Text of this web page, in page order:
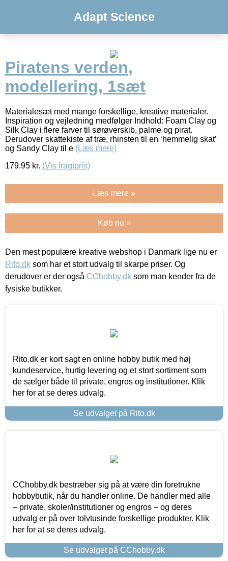
Adapt Science
Piratens verden,
modellering, 1sæt
Materialesæt med mange forskellige, kreative materialer.
Inspiration og vejledning medfølger Indhold: Foam Clay og
Silk Clay i flere farver til sørøverskib, palme og pirat.
Derudover skattekiste af træ, rhinsten til en ‘hemmelig skat’
og Sandy Clay til e (Læs mere)
179.95 kr. (Vis fragtpris)
Læs mere »
Køb nu »
Den mest populære kreative webshop i Danmark lige nu er
Rito.dk som har et stort udvalg til skarpe priser. Og
derudover er der også CChobby.dk som man kender fra de
fysiske butikker.
Rito.dk er kort sagt en online hobby butik med høj
kundeservice, hurtig levering og et stort sortiment som
de sælger både til private, engros og institutioner. Klik
her for at se deres udvalg.
Se udvalget på Rito.dk
CChobby.dk bestræber sig på at være din foretrukne
hobbybutik, når du handler online. De handler med alle
– private, skoler/institutioner og engros – og deres
udvalg er på over tolvtusinde forskellige produkter. Klik
her for at se deres udvalg.
Se udvalget på CChobby.dk